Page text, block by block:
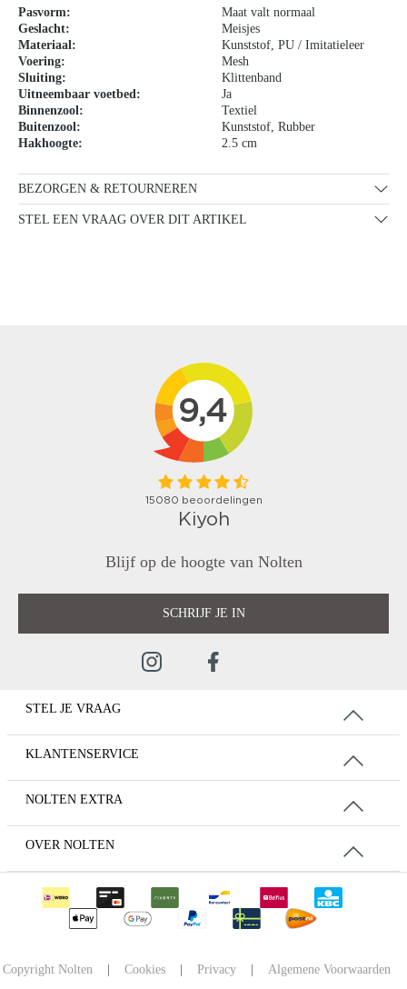
Pasvorm:
Maat valt normaal
Geslacht:
Meisjes
Materiaal:
Kunststof , PU / Imitatieleer
Voering:
Mesh
Sluiting:
Klittenband
Uitneembaar voetbed:
Ja
Binnenzool:
Textiel
Buitenzool:
Kunststof , Rubber
Hakhoogte:
2.5 cm
BEZORGEN & RETOURNEREN
STEL EEN VRAAG OVER DIT ARTIKEL
Blijf op de hoogte van Nolten
SCHRIJF JE IN
STEL JE VRAAG
KLANTENSERVICE
NOLTEN EXTRA
OVER NOLTEN
Copyright Nolten Cookies Privacy Algemene Voorwaarden